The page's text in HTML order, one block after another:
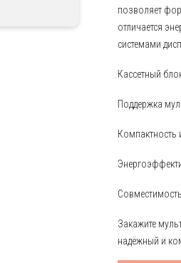
позволяет
отличается
системами
Кассетный
Поддержка
Компактность
Закажите
надёжный и